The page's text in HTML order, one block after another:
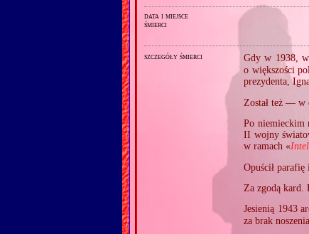
data i miejsce
śmierci
szczegóły śmierci Gdy w 1938,
o większości
prezydenta,
Został też — w
Po niemieckim
II wojny
w ramach «
Opuścił parafię
Za zgodą kard.
Jesienią 1943
za brak